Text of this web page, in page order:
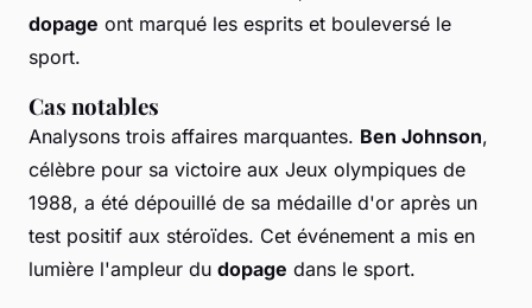
dopage ont marqué les esprits et bouleversé le
sport.
Cas notables
Analysons trois affaires marquantes. Ben Johnson,
célèbre pour sa victoire aux Jeux olympiques de
1988, a été dépouillé de sa médaille d'or après un
test positif aux stéroïdes. Cet événement a mis en
lumière l'ampleur du dopage dans le sport.